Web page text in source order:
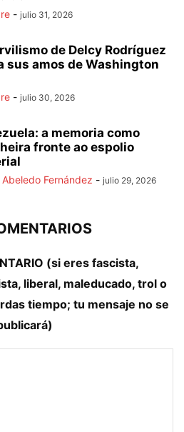
- julio 31, 2026
de Delcy Rodríguez
sus amos de Washington
- julio 30, 2026
a memoria como
fronte ao espolio
Fernández - julio 29, 2026
(si eres fascista,
liberal, maleducado, trol o
tiempo; tu mensaje no se